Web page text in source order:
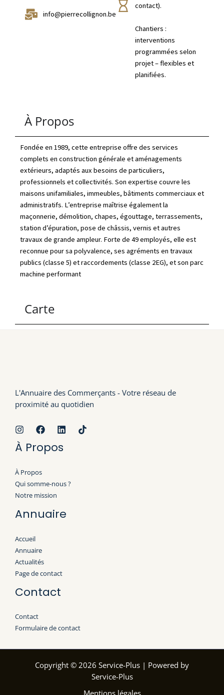
info@pierrecollignon.be
contact).
Chantiers :
interventions
programmées selon
projet – flexibles et
planifiées.
À Propos
Fondée en 1989, cette entreprise offre des services
complets en construction générale et aménagements
extérieurs, adaptés aux besoins de particuliers,
professionnels et collectivités. Son expertise couvre les
maisons unifamiliales, immeubles, bâtiments commerciaux et
administratifs. L’entreprise maîtrise également la
maçonnerie, démolition, chapes, égouttage, terrassements,
station d’épuration, pose de châssis, vernis et autres
travaux de grande ampleur. Forte de 49 employés, elle est
reconnue pour sa polyvalence, ses agréments en travaux
publics (classe 5) et raccordements (classe 2EG), et son parc
machine performant
Carte
L'Annuaire des Commerçants - Votre réseau de
proximité au quotidien
À Propos
À Propos
Qui somme-nous ?
Notre mission
Annuaire
Accueil
Annuaire
Actualités
Page de contact
Contact
Contact
Formulaire de contact
Copyright © 2026 Service-Plus | Powered by
Service-Plus